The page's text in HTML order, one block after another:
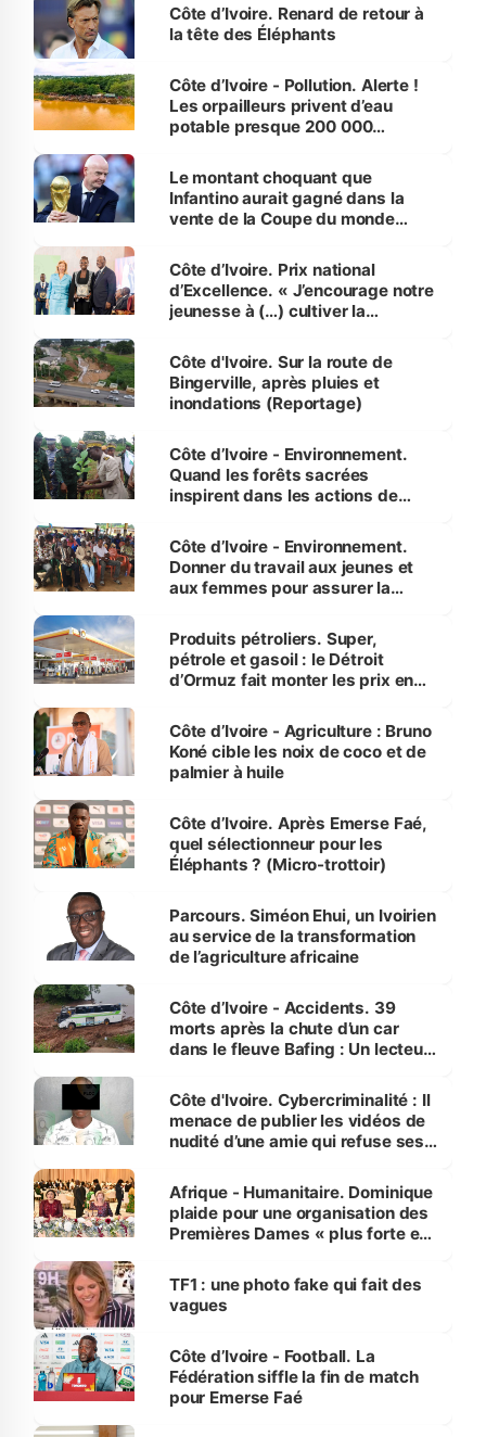
Côte d’Ivoire. Renard de retour à
la tête des Éléphants
Côte d’Ivoire - Pollution. Alerte !
Les orpailleurs privent d’eau
potable presque 200 000
Le montant choquant que
Infantino aurait gagné dans la
vente de la Coupe du monde
Côte d’Ivoire. Prix national
d’Excellence. « J’encourage notre
jeunesse à (…) cultiver la
(Alassane Ouattara
Côte d'Ivoire. Sur la route de
Bingerville, après pluies et
inondations (Reportage)
Côte d’Ivoire - Environnement.
Quand les forêts sacrées
inspirent dans les actions de
Côte d’Ivoire - Environnement.
Donner du travail aux jeunes et
aux femmes pour assurer la
menacées
Produits pétroliers. Super,
pétrole et gasoil : le Détroit
d’Ormuz fait monter les prix en
Côte d’Ivoire - Agriculture : Bruno
Koné cible les noix de coco et de
palmier à huile
Côte d’Ivoire. Après Emerse Faé,
quel sélectionneur pour les
Éléphants ? (Micro-trottoir)
Parcours. Siméon Ehui, un Ivoirien
au service de la transformation
de l’agriculture africaine
Côte d’Ivoire - Accidents. 39
morts après la chute d’un car
dans le fleuve Bafing : Un lecteur
des Transports
Côte d'Ivoire. Cybercriminalité : Il
menace de publier les vidéos de
nudité d’une amie qui refuse ses
Afrique - Humanitaire. Dominique
plaide pour une organisation des
Premières Dames « plus forte et
sur la scène internationale »
TF1 : une photo fake qui fait des
vagues
Côte d’Ivoire - Football. La
Fédération siffle la fin de match
pour Emerse Faé